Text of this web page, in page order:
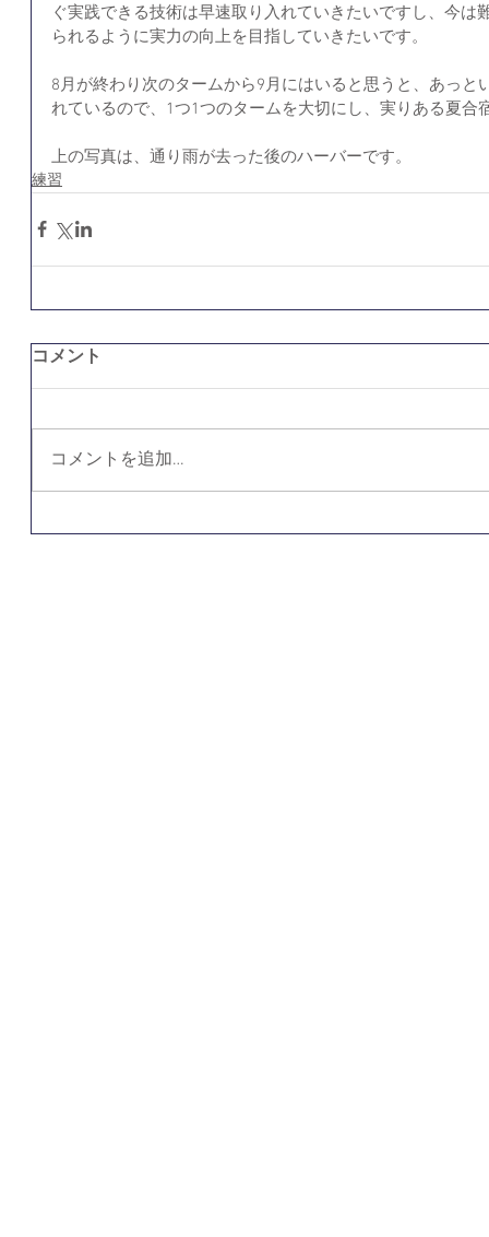
ぐ実践できる技術は早速取り入れていきたいですし、今は
られるように実力の向上を目指していきたいです。
8月が終わり次のタームから9月にはいると思うと、あっと
れているので、1つ1つのタームを大切にし、実りある夏合
上の写真は、通り雨が去った後のハーバーです。
練習
コメント
コメントを追加…